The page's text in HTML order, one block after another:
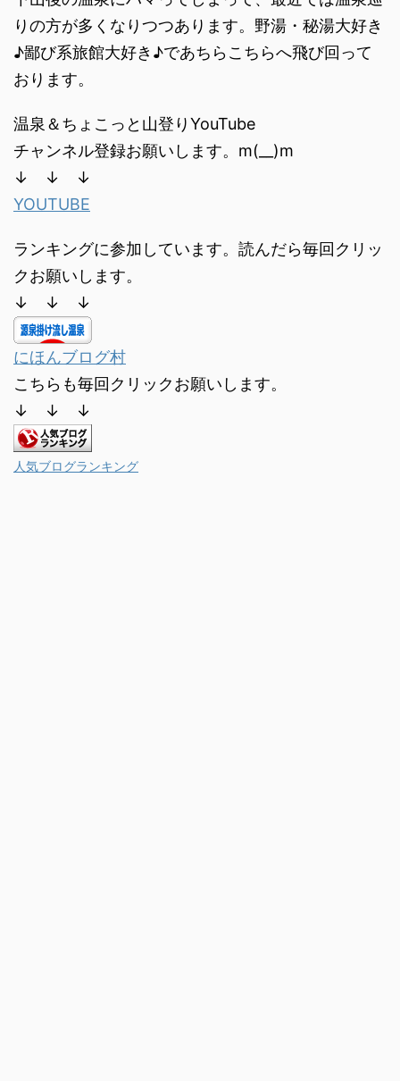
りの方が多くなりつつあります。野湯・秘湯大好き
♪鄙び系旅館大好き♪であちらこちらへ飛び回って
おります。
温泉＆ちょこっと山登りYouTube
チャンネル登録お願いします。m(__)m
↓ ↓ ↓
YOUTUBE
ランキングに参加しています。読んだら毎回クリッ
クお願いします。
↓ ↓ ↓
にほんブログ村
こちらも毎回クリックお願いします。
↓ ↓ ↓
人気ブログランキング